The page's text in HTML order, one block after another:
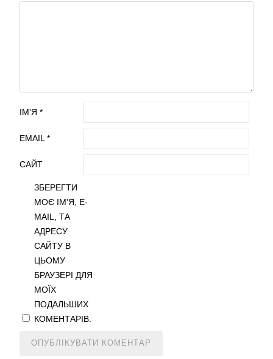
ІМ'Я *
EMAIL *
САЙТ
ЗБЕРЕГТИ
МОЄ ІМ'Я, E-
MAIL, ТА
АДРЕСУ
САЙТУ В
ЦЬОМУ
БРАУЗЕРІ ДЛЯ
МОЇХ
ПОДАЛЬШИХ
КОМЕНТАРІВ.